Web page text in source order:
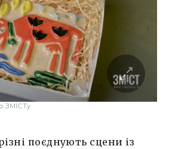
ЗМІСТу
поєднують сцени із